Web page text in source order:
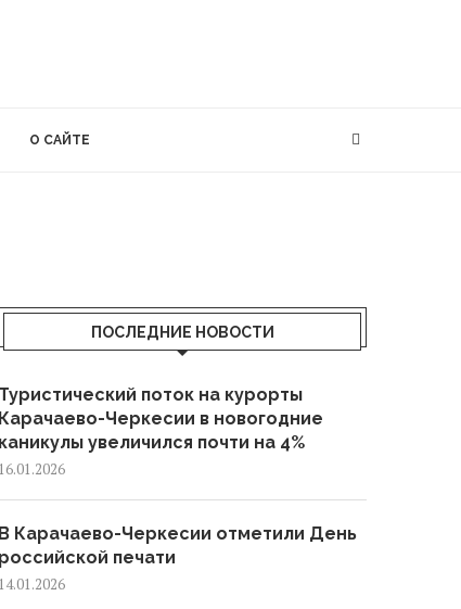
О САЙТЕ
ПОСЛЕДНИЕ НОВОСТИ
Туристический поток на курорты
Карачаево-Черкесии в новогодние
каникулы увеличился почти на 4%
16.01.2026
В Карачаево-Черкесии отметили День
российской печати
14.01.2026